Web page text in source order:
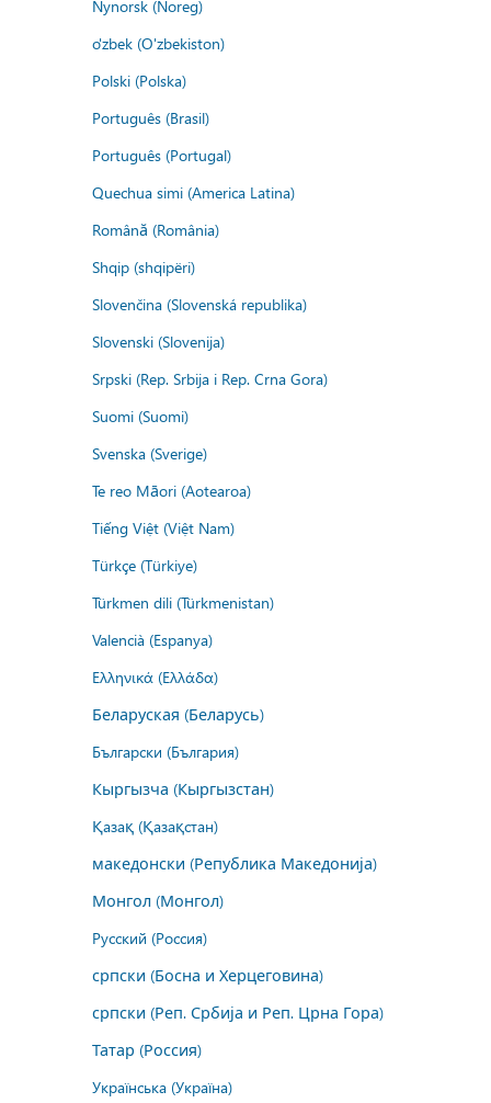
Nynorsk (Noreg)
o'zbek (O'zbekiston)
Polski (Polska)
Português (Brasil)
Português (Portugal)
Quechua simi (America Latina)
Română (România)
Shqip (shqipëri)
Slovenčina (Slovenská republika)
Slovenski (Slovenija)
Srpski (Rep. Srbija i Rep. Crna Gora)
Suomi (Suomi)
Svenska (Sverige)
Te reo Māori (Aotearoa)
Tiếng Việt (Việt Nam)
Türkçe (Türkiye)
Türkmen dili (Türkmenistan)
Valencià (Espanya)
Ελληνικά (Ελλάδα)
Беларуская (Беларусь)
Български (България)
Кыргызча (Кыргызстан)
Қазақ (Қазақстан)
македонски (Република Македонија)
Монгол (Монгол)
Русский (Россия)
српски (Босна и Херцеговина)
српски (Реп. Србија и Реп. Црна Гора)
Татар (Россия)
Українська (Україна)